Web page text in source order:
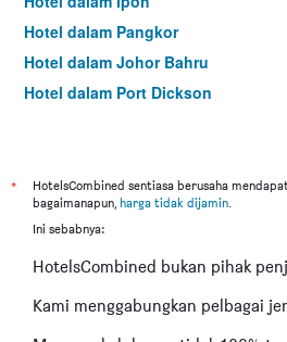
Hotel dalam Pangkor
Hotel dalam Johor Bahru
Hotel dalam Port Dickson
*
HotelsCombined sentiasa berusaha
bagaimanapun, harga tidak dijamin.
Ini sebabnya:
HotelsCombined bukan pihak
Kami menggabungkan pelbagai